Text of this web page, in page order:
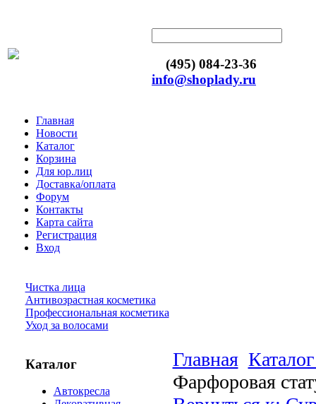
(495) 084-23-36
info@shoplady.ru
Главная
Новости
Каталог
Корзина
Для юр.лиц
Доставка/оплата
Форум
Контакты
Карта сайта
Регистрация
Вход
Чистка лица
Антивозрастная косметика
Профессиональная косметика
Уход за волосами
Каталог
Автокресла
Главная
Фарфоровая